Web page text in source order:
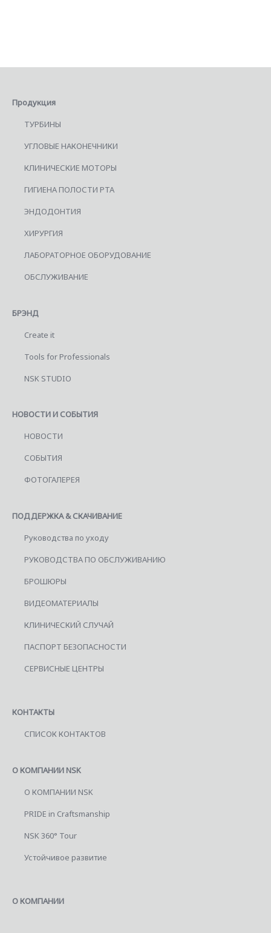
Продукция
ТУРБИНЫ
УГЛОВЫЕ НАКОНЕЧНИКИ
КЛИНИЧЕСКИЕ МОТОРЫ
ГИГИЕНА ПОЛОСТИ РТА
ЭНДОДОНТИЯ
ХИРУРГИЯ
ЛАБОРАТОРНОЕ ОБОРУДОВАНИЕ
ОБСЛУЖИВАНИЕ
БРЭНД
Create it
Tools for Professionals
NSK STUDIO
НОВОСТИ И СОБЫТИЯ
НОВОСТИ
СОБЫТИЯ
ФОТОГАЛЕРЕЯ
ПОДДЕРЖКА & СКАЧИВАНИЕ
Руководства по уходу
РУКОВОДСТВА ПО ОБСЛУЖИВАНИЮ
БРОШЮРЫ
ВИДЕОМАТЕРИАЛЫ
КЛИНИЧЕСКИЙ СЛУЧАЙ
ПАСПОРТ БЕЗОПАСНОСТИ
СЕРВИСНЫЕ ЦЕНТРЫ
КОНТАКТЫ
СПИСОК КОНТАКТОВ
О КОМПАНИИ NSK
О КОМПАНИИ NSK
PRIDE in Craftsmanship
NSK 360° Tour
Устойчивое развитие
О КОМПАНИИ